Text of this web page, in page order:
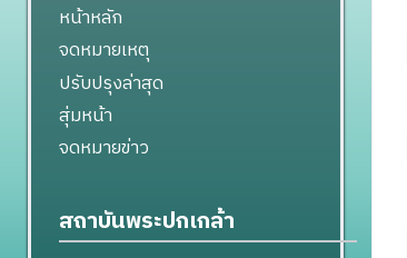
หน้าหลัก
จดหมายเหตุ
ปรับปรุงล่าสุด
สุ่มหน้า
จดหมายข่าว
สถาบันพระปกเกล้า